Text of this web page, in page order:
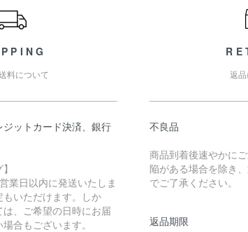
料について
ットカード決済、銀行
業日以内に発送いたしま
いただけます。しか
、ご希望の日時にお届
合もございます。
返
不良品
商品到着後速やかに
陥がある場合を除き
でご了承ください。
返品期限